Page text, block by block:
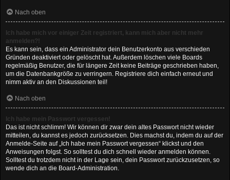
Nach oben
Ich habe mich vor einiger Zeit registriert, kann mich aber nicht mehr
anmelden?!
Es kann sein, dass ein Administrator dein Benutzerkonto aus verschieden
Gründen deaktiviert oder gelöscht hat. Außerdem löschen viele Boards
regelmäßig Benutzer, die für längere Zeit keine Beiträge geschrieben haben,
um die Datenbankgröße zu verringern. Registriere dich einfach erneut und
nimm aktiv an den Diskussionen teil!
Nach oben
Ich habe mein Passwort vergessen!
Das ist nicht schlimm! Wir können dir zwar dein altes Passwort nicht wieder
mitteilen, du kannst es jedoch zurücksetzen. Dies machst du, indem du auf der
Anmelde-Seite auf „Ich habe mein Passwort vergessen“ klickst und den
Anweisungen folgst. So solltest du dich schnell wieder anmelden können.
Solltest du trotzdem nicht in der Lage sein, dein Passwort zurückzusetzen, so
wende dich an die Board-Administration.